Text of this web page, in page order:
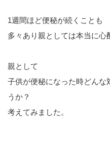
1週間ほど便秘が続くことも
多々あり親としては本当に心
親として
子供が便秘になった時どんな
うか？
考えてみました。